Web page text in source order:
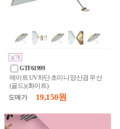
GTF61999
메이트 UV차단 초미니 양산겸 우산
(골드) (화이트)
도매가
19,150 원